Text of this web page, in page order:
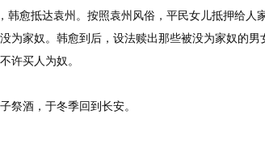
愈抵达袁州。按照袁州风俗，平民女儿抵押给人
为家奴。韩愈到后，设法赎出那些被没为家奴的男
许买人为奴。
酒，于冬季回到长安。